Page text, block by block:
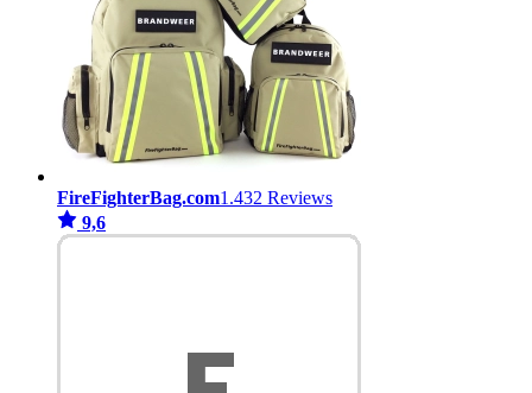
FireFighterBag.com1.432 Reviews
9,6